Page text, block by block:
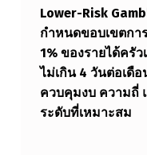
Lower-Risk
กำหนดขอบเขตกา
1% ของรายได้ครั
ไม่เกิน 4 วันต่อเดือ
ควบคุมงบ ความถี่
ระดับที่เหมาะสม